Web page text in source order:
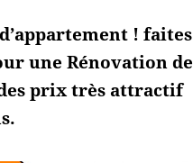
! faites
une Rénovation de
prix très attractif